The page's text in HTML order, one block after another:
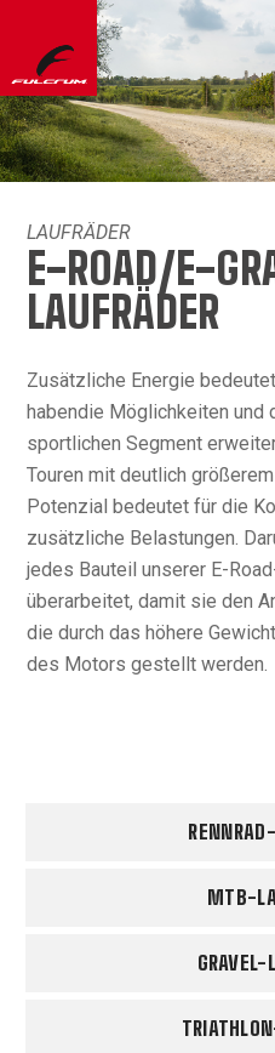
LAUFRÄDER
E-ROAD/E-
LAUFRÄDER
Zusätzliche Energie
habendie Möglichkeiten und
sportlichen Segment
Touren mit deutlich
Potenzial bedeutet für die
zusätzliche Belastungen.
jedes Bauteil unserer E-
überarbeitet, damit sie den
die durch das höhere
des Motors gestellt werden.
MTB-
GRAVEL-